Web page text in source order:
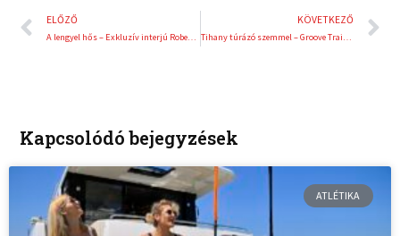
Előző
ELŐZŐ
A lengyel hős – Exkluzív interjú Robert Kubicával
KÖVETKEZŐ
Tihany túrázó szemmel – Groove Trails cikksorozat, IV. rész
Kapcsolódó bejegyzések
ATLÉTIKA